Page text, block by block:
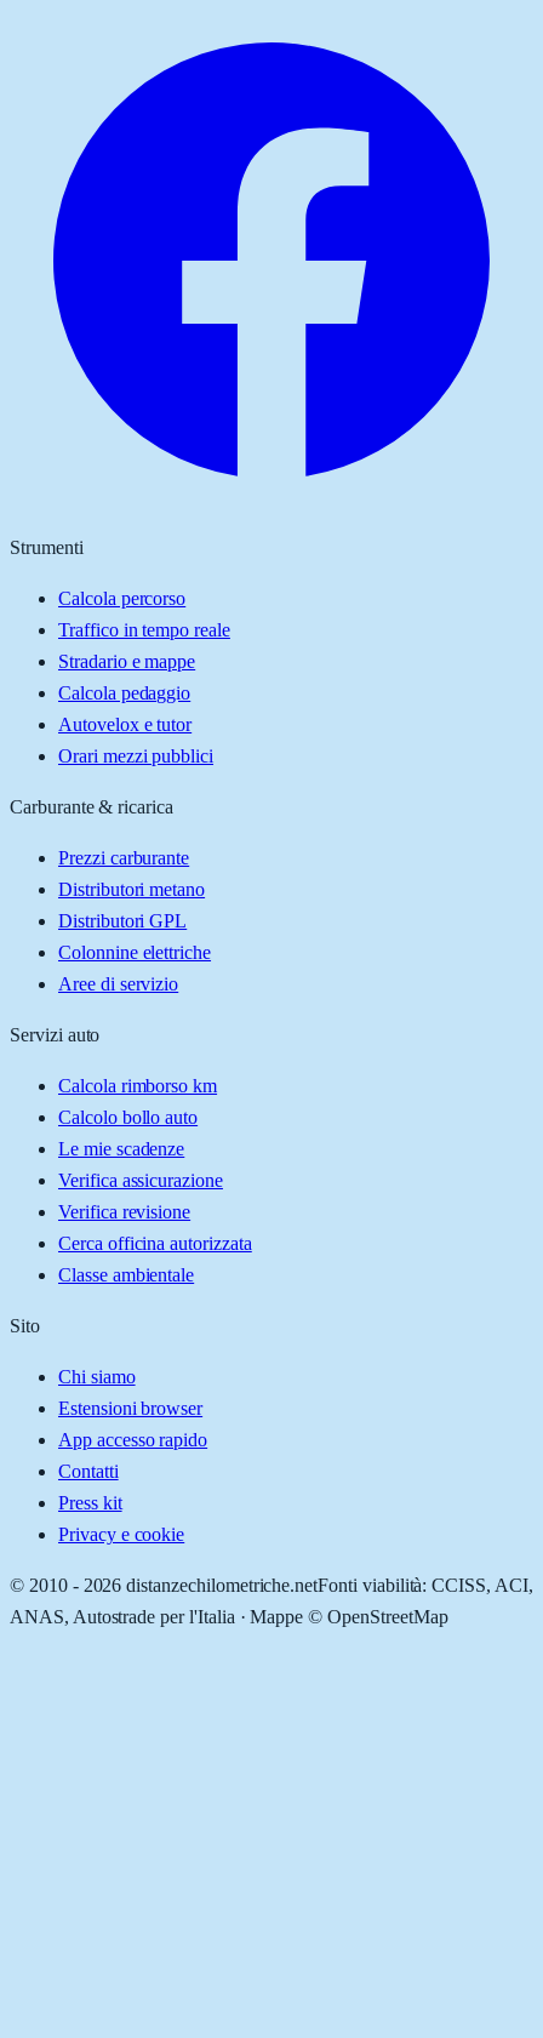
Strumenti
Calcola percorso
Traffico in tempo reale
Stradario e mappe
Calcola pedaggio
Autovelox e tutor
Orari mezzi pubblici
Carburante & ricarica
Prezzi carburante
Distributori metano
Distributori GPL
Colonnine elettriche
Aree di servizio
Servizi auto
Calcola rimborso km
Calcolo bollo auto
Le mie scadenze
Verifica assicurazione
Verifica revisione
Cerca officina autorizzata
Classe ambientale
Sito
Chi siamo
Estensioni browser
App accesso rapido
Contatti
Press kit
Privacy e cookie
© 2010 - 2026 distanzechilometriche.netFonti viabilità: CCISS, ACI,
ANAS, Autostrade per l'Italia · Mappe © OpenStreetMap